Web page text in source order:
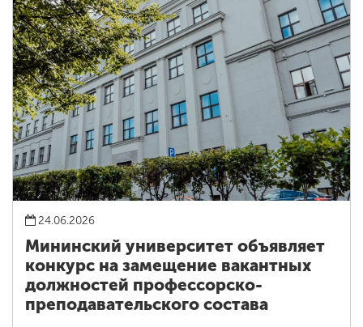
24.06.2026
Мининский университет объявляет
конкурс на замещение вакантных
должностей профессорско-
преподавательского состава